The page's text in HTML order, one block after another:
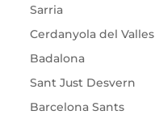
Sarria
Cerdanyola del Valles
Badalona
Sant Just Desvern
Barcelona Sants